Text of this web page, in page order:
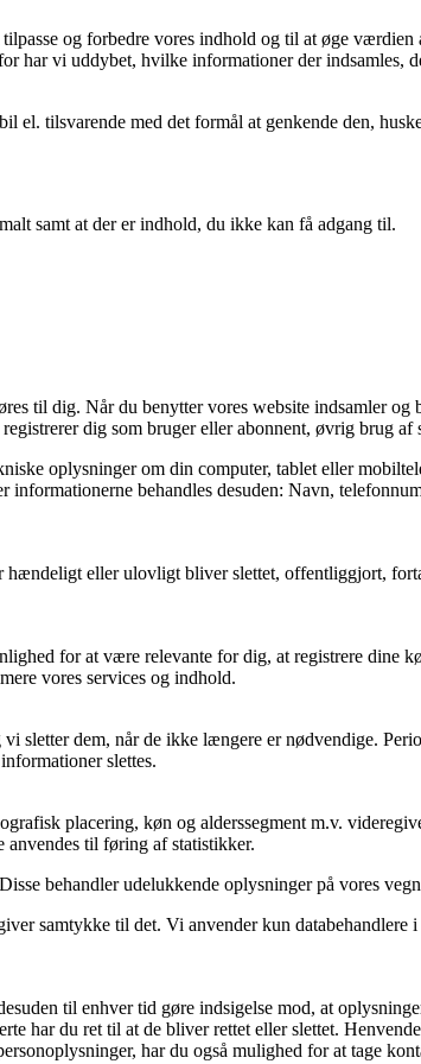
og forbedre vores indhold og til at øge
har vi uddybet, hvilke informationer der indsamles,
el. tilsvarende med det formål at genkende den,
samt at der er indhold, du ikke kan få adgang til.
til dig. Når du benytter vores website indsamler
dig som bruger eller abonnent, øvrig brug
oplysninger om din computer, tablet eller
behandles desuden: Navn,
eller ulovligt bliver slettet, offentliggjort,
for at være relevante for dig, at registrere dine
vores services og indhold.
sletter dem, når de ikke længere er nødvendige.
slettes.
placering, køn og alderssegment m.v.
anvendes til føring af statistikker.
behandler udelukkende oplysninger på vores
samtykke til det. Vi anvender kun
til enhver tid gøre indsigelse mod, at
har du ret til at de bliver rettet eller slettet.
har du også mulighed for at tage